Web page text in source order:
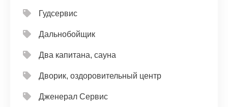
Гудсервис
Дальнобойщик
Два капитана, сауна
Дворик, оздоровительный центр
Дженерал Сервис